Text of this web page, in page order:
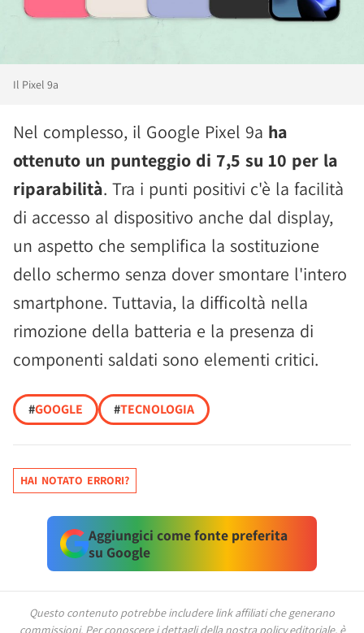
Il Pixel 9a
Nel complesso, il Google Pixel 9a ha
ottenuto un punteggio di 7,5 su 10 per la
riparabilità. Tra i punti positivi c'è la facilità
di accesso al dispositivo anche dal display,
un aspetto che semplifica la sostituzione
dello schermo senza dover smontare l'intero
smartphone. Tuttavia, la difficoltà nella
rimozione della batteria e la presenza di
componenti saldati sono elementi critici.
#GOOGLE #TECNOLOGIA
HAI NOTATO ERRORI?
Aggiungici come fonte preferita
su Google
Questo contenuto potrebbe includere link affiliati che generano